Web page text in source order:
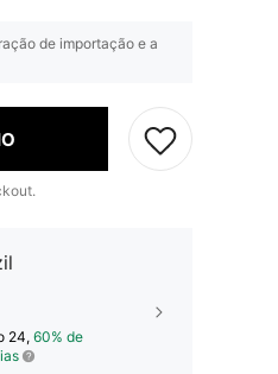
de importação e a
24, 60% de